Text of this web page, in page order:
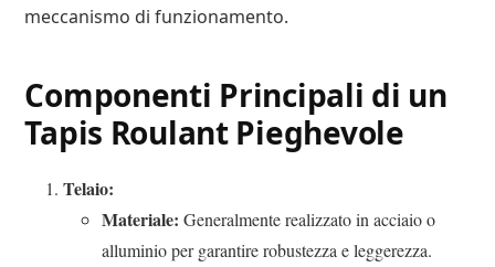
meccanismo di funzionamento.
Componenti Principali di un
Tapis Roulant Pieghevole
Telaio:
Materiale: Generalmente realizzato in acciaio o
alluminio per garantire robustezza e leggerezza.